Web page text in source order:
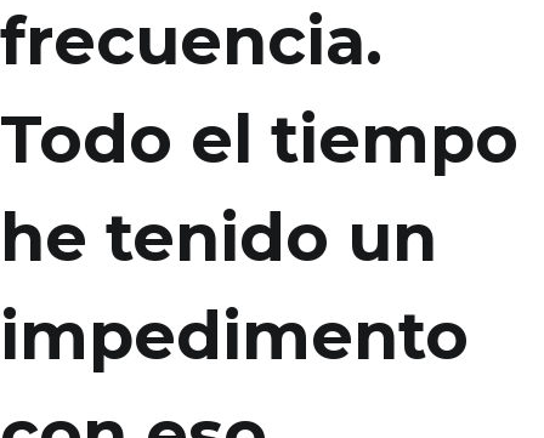
frecuencia.
Todo el tiempo
he tenido un
impedimento